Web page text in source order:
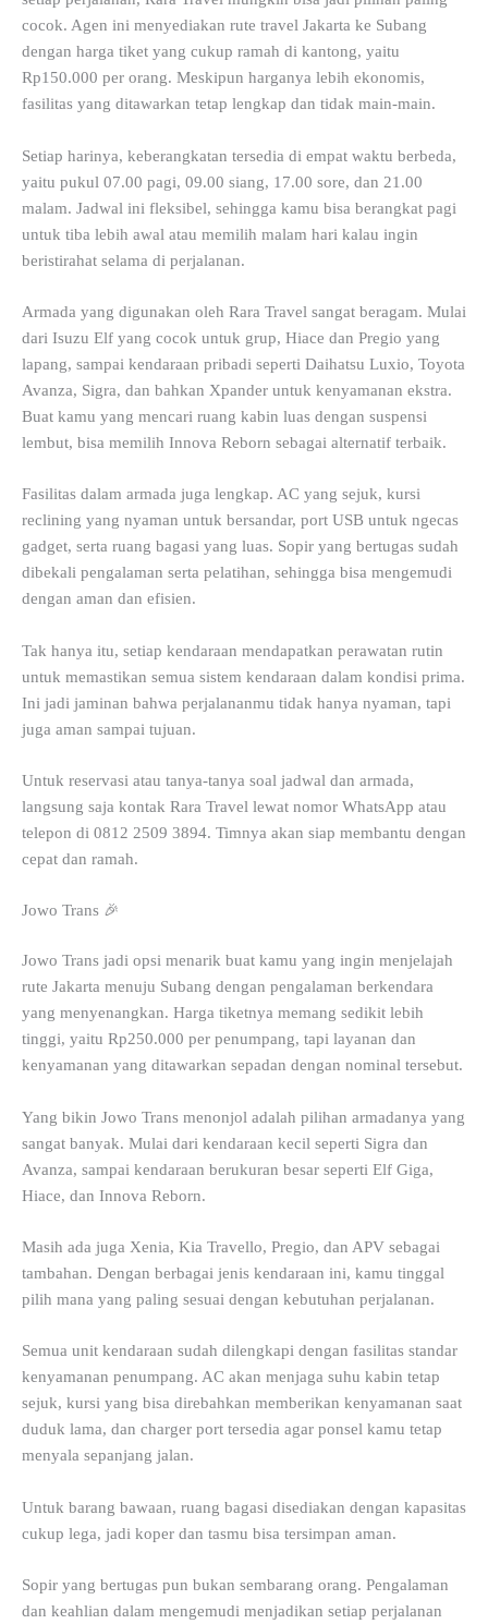
cocok. Agen ini menyediakan rute travel Jakarta ke Subang
dengan harga tiket yang cukup ramah di kantong, yaitu
Rp150.000 per orang. Meskipun harganya lebih ekonomis,
fasilitas yang ditawarkan tetap lengkap dan tidak main-main.
Setiap harinya, keberangkatan tersedia di empat waktu berbeda,
yaitu pukul 07.00 pagi, 09.00 siang, 17.00 sore, dan 21.00
malam. Jadwal ini fleksibel, sehingga kamu bisa berangkat pagi
untuk tiba lebih awal atau memilih malam hari kalau ingin
beristirahat selama di perjalanan.
Armada yang digunakan oleh Rara Travel sangat beragam. Mulai
dari Isuzu Elf yang cocok untuk grup, Hiace dan Pregio yang
lapang, sampai kendaraan pribadi seperti Daihatsu Luxio, Toyota
Avanza, Sigra, dan bahkan Xpander untuk kenyamanan ekstra.
Buat kamu yang mencari ruang kabin luas dengan suspensi
lembut, bisa memilih Innova Reborn sebagai alternatif terbaik.
Fasilitas dalam armada juga lengkap. AC yang sejuk, kursi
reclining yang nyaman untuk bersandar, port USB untuk ngecas
gadget, serta ruang bagasi yang luas. Sopir yang bertugas sudah
dibekali pengalaman serta pelatihan, sehingga bisa mengemudi
dengan aman dan efisien.
Tak hanya itu, setiap kendaraan mendapatkan perawatan rutin
untuk memastikan semua sistem kendaraan dalam kondisi prima.
Ini jadi jaminan bahwa perjalananmu tidak hanya nyaman, tapi
juga aman sampai tujuan.
Untuk reservasi atau tanya-tanya soal jadwal dan armada,
langsung saja kontak Rara Travel lewat nomor WhatsApp atau
telepon di 0812 2509 3894. Timnya akan siap membantu dengan
cepat dan ramah.
Jowo Trans 🎉
Jowo Trans jadi opsi menarik buat kamu yang ingin menjelajah
rute Jakarta menuju Subang dengan pengalaman berkendara
yang menyenangkan. Harga tiketnya memang sedikit lebih
tinggi, yaitu Rp250.000 per penumpang, tapi layanan dan
kenyamanan yang ditawarkan sepadan dengan nominal tersebut.
Yang bikin Jowo Trans menonjol adalah pilihan armadanya yang
sangat banyak. Mulai dari kendaraan kecil seperti Sigra dan
Avanza, sampai kendaraan berukuran besar seperti Elf Giga,
Hiace, dan Innova Reborn.
Masih ada juga Xenia, Kia Travello, Pregio, dan APV sebagai
tambahan. Dengan berbagai jenis kendaraan ini, kamu tinggal
pilih mana yang paling sesuai dengan kebutuhan perjalanan.
Semua unit kendaraan sudah dilengkapi dengan fasilitas standar
kenyamanan penumpang. AC akan menjaga suhu kabin tetap
sejuk, kursi yang bisa direbahkan memberikan kenyamanan saat
duduk lama, dan charger port tersedia agar ponsel kamu tetap
menyala sepanjang jalan.
Untuk barang bawaan, ruang bagasi disediakan dengan kapasitas
cukup lega, jadi koper dan tasmu bisa tersimpan aman.
Sopir yang bertugas pun bukan sembarang orang. Pengalaman
dan keahlian dalam mengemudi menjadikan setiap perjalanan